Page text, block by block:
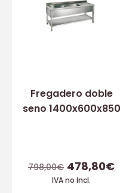
Fregadero doble
seno 1400x600x850
798,00€ 478,80€
IVA no Incl.